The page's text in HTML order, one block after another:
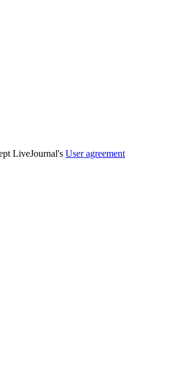
LiveJournal's User agreement